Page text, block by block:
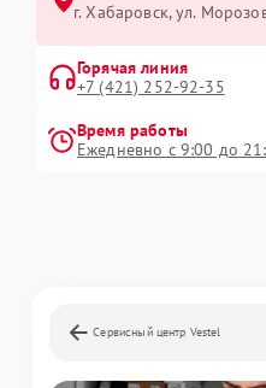
г. Хабаровск, ул.
Горячая линия
+7 (421) 252-92-35
Время работы
Ежедневно с 9:00 до
Сервисный центр Vestel